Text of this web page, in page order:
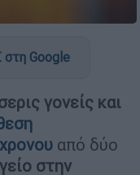
Google
γονείς και
από δύο
στην